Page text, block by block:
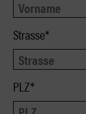
Strasse*
PLZ*